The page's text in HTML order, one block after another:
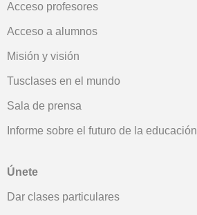
Acceso profesores
Acceso a alumnos
Misión y visión
Tusclases en el mundo
Sala de prensa
Informe sobre el futuro de la educación
Únete
Dar clases particulares